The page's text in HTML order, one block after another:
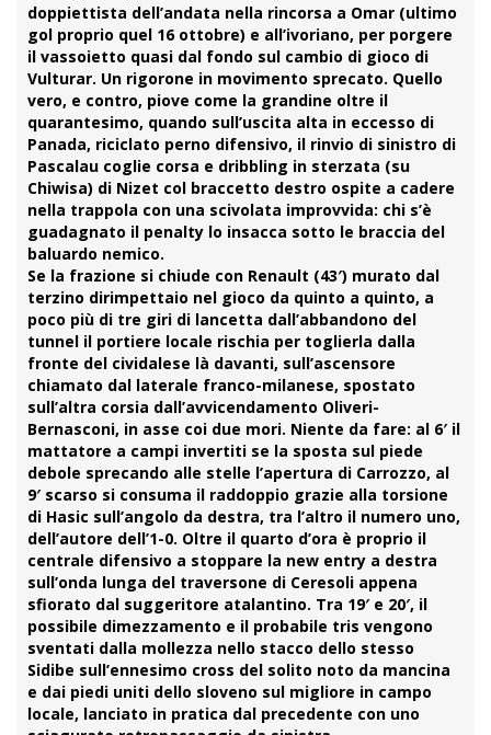
doppiettista dell’andata nella rincorsa a Omar (ultimo
gol proprio quel 16 ottobre) e all’ivoriano, per porgere
il vassoietto quasi dal fondo sul cambio di gioco di
Vulturar. Un rigorone in movimento sprecato. Quello
vero, e contro, piove come la grandine oltre il
quarantesimo, quando sull’uscita alta in eccesso di
Panada, riciclato perno difensivo, il rinvio di sinistro di
Pascalau coglie corsa e dribbling in sterzata (su
Chiwisa) di Nizet col braccetto destro ospite a cadere
nella trappola con una scivolata improvvida: chi s’è
guadagnato il penalty lo insacca sotto le braccia del
baluardo nemico.
Se la frazione si chiude con Renault (43′) murato dal
terzino dirimpettaio nel gioco da quinto a quinto, a
poco più di tre giri di lancetta dall’abbandono del
tunnel il portiere locale rischia per toglierla dalla
fronte del cividalese là davanti, sull’ascensore
chiamato dal laterale franco-milanese, spostato
sull’altra corsia dall’avvicendamento Oliveri-
Bernasconi, in asse coi due mori. Niente da fare: al 6′ il
mattatore a campi invertiti se la sposta sul piede
debole sprecando alle stelle l’apertura di Carrozzo, al
9′ scarso si consuma il raddoppio grazie alla torsione
di Hasic sull’angolo da destra, tra l’altro il numero uno,
dell’autore dell’1-0. Oltre il quarto d’ora è proprio il
centrale difensivo a stoppare la new entry a destra
sull’onda lunga del traversone di Ceresoli appena
sfiorato dal suggeritore atalantino. Tra 19′ e 20′, il
possibile dimezzamento e il probabile tris vengono
sventati dalla mollezza nello stacco dello stesso
Sidibe sull’ennesimo cross del solito noto da mancina
e dai piedi uniti dello sloveno sul migliore in campo
locale, lanciato in pratica dal precedente con uno